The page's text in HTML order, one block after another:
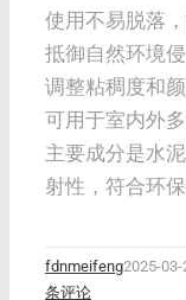
使用不易脱落
抵御自然环境
调整粘稠度和
可用于室内外
主要成分是水
射性，符合环
fdnmeifeng2025-
条评论